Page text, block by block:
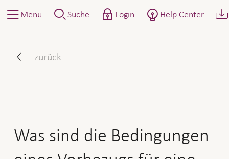
Menu Suche Login Help Center
zurück
Was sind die Bedingungen